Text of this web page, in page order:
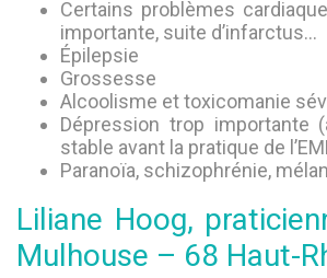
Certains problèmes
importante, suite d’infarctus…
Épilepsie
Grossesse
Alcoolisme et toxicomanie
Dépression trop importante
stable avant la pratique de
Paranoïa, schizophrénie,
Liliane Hoog,
Mulhouse – 68 Haut-